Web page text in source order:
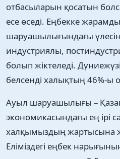
отбасыларын қосатын
есе өседі. Еңбекке
шаруашылығындағы
индустриялы,
болып жіктеледі.
белсенді халықтың 46%-ы
Ауыл шаруашылығы –
экономикасындағы ең ірі
халқымыздың жартысына
Еліміздегі еңбек